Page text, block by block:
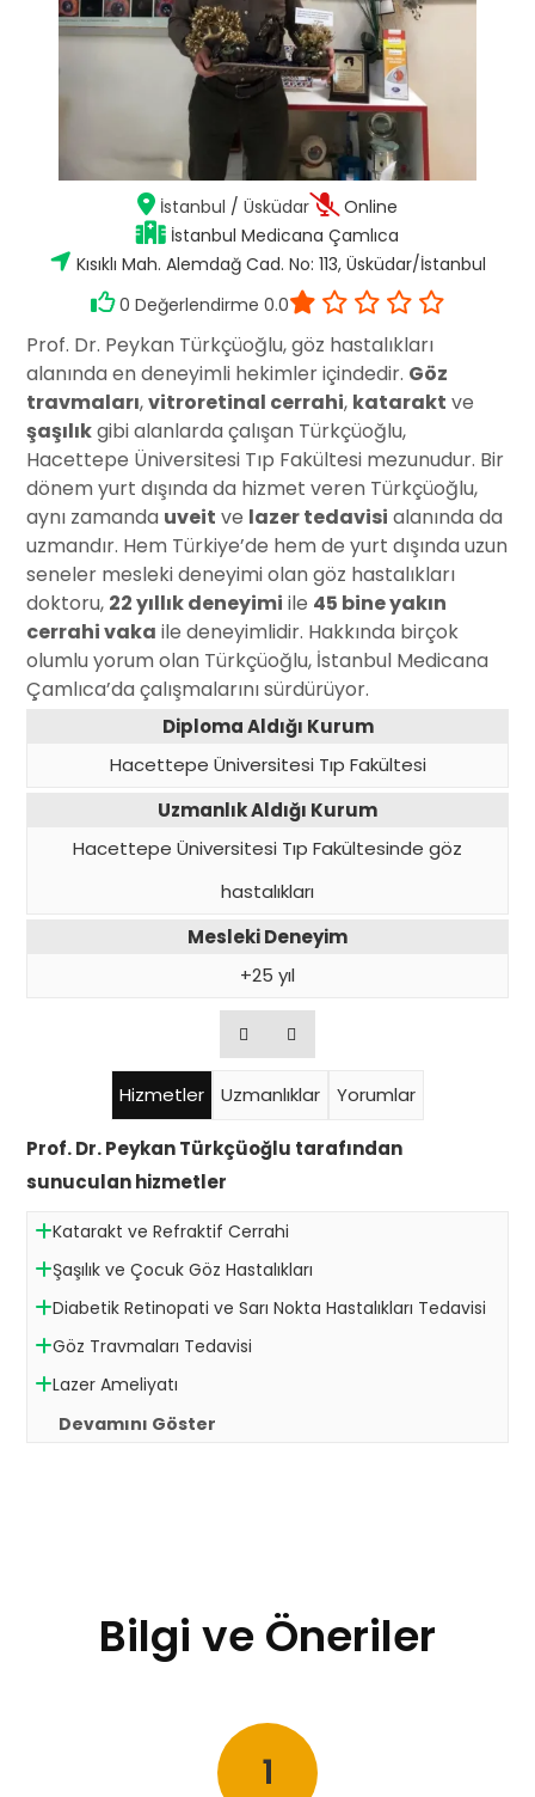
İstanbul / Üsküdar
Online
İstanbul Medicana Çamlıca
Kısıklı Mah. Alemdağ Cad. No: 113, Üsküdar/İstanbul
0 Değerlendirme 0.0
Prof. Dr. Peykan Türkçüoğlu, göz hastalıkları
alanında en deneyimli hekimler içindedir. Göz
travmaları,vitroretinal cerrahi, katarakt ve
şaşılıkgibi alanlarda çalışan Türkçüoğlu,
Hacettepe Üniversitesi Tıp Fakültesi mezunudur. Bir
dönem yurt dışında da hizmet veren Türkçüoğlu,
aynı zamanda uveit ve lazer tedavisi alanında da
uzmandır. Hem Türkiye’de hem de yurt dışında uzun
seneler mesleki deneyimi olan göz hastalıkları
doktoru, 22 yıllık deneyimi ile 45 bine yakın
cerrahi vaka ile deneyimlidir. Hakkında birçok
olumlu yorum olan Türkçüoğlu, İstanbul Medicana
Çamlıca’da çalışmalarını sürdürüyor.
Diploma Aldığı Kurum
Hacettepe Üniversitesi Tıp Fakültesi
Uzmanlık Aldığı Kurum
Hacettepe Üniversitesi Tıp Fakültesinde göz
hastalıkları
Mesleki Deneyim
+25 yıl
Hizmetler Uzmanlıklar Yorumlar
Prof. Dr. Peykan Türkçüoğlu tarafından
sunuculan hizmetler
Katarakt ve Refraktif Cerrahi
Şaşılık ve Çocuk Göz Hastalıkları
Diabetik Retinopati ve Sarı Nokta Hastalıkları Tedavisi
Göz Travmaları Tedavisi
Lazer Ameliyatı
Devamını Göster
Bilgi ve Öneriler
1